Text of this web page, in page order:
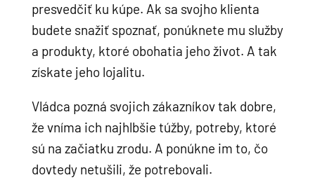
presvedčiť ku kúpe. Ak sa svojho klienta
budete snažiť spoznať, ponúknete mu služby
a produkty, ktoré obohatia jeho život. A tak
získate jeho lojalitu.
Vládca pozná svojich zákazníkov tak dobre,
že vníma ich najhlbšie túžby, potreby, ktoré
sú na začiatku zrodu. A ponúkne im to, čo
dovtedy netušili, že potrebovali.